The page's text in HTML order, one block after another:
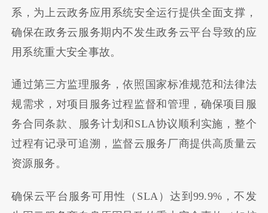
系，为上云政务应用系统安全运行提供全面支撑，
确保在政务云服务期内不发生政务云平台导致的应
用系统重大安全事故。
通过第三方监理服务，依照国家标准规范和法律法
规需求，对项目服务过程监督和管理，确保项目服
务合同条款、服务计划和SLA协议顺利实施，整个
过程有记录可追溯，监督云服务厂商提供高质量云
资源服务。
确保云平台服务可用性（SLA）达到99.9%，不发